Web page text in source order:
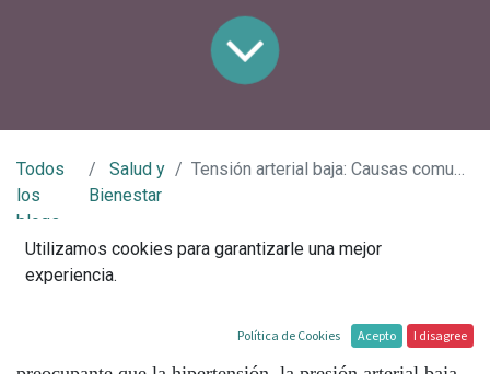
Todos
los
blogs
Salud y
Bienestar
Tensión arterial baja: Causas comunes, síntomas y consejos para manejarla
La tensión arterial baja, también conocida como
personas. Aunque a menudo se la considera menos
Utilizamos cookies para garantizarle una mejor
experiencia.
Política de Cookies Acepto I disagree